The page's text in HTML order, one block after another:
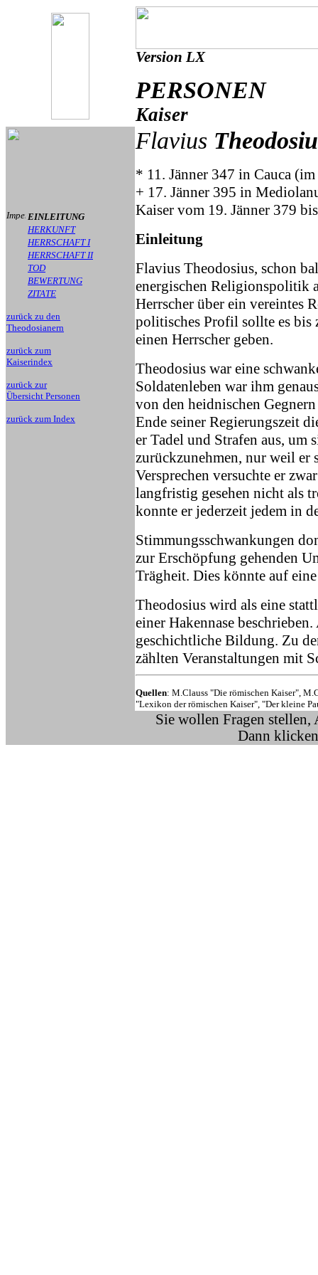
Version LX
PERSONEN
Kaiser
EINLEITUNG
HERKUNFT
HERRSCHAFT I
HERRSCHAFT II
TOD
BEWERTUNG
ZITATE
zurück zu den
Theodosianern
zurück zum
Kaiserindex
zurück zur
Übersicht Personen
zurück zum Index
Flavius
* 11. Jänner 347 in Cauca
+ 17. Jänner 395 in
Kaiser vom 19. Jänner 379
Einleitung
Flavius Theodosius, schon
energischen Religionspolitik
Herrscher über ein vereintes
politisches Profil sollte es bis
einen Herrscher geben.
Theodosius war eine
Soldatenleben war ihm
von den heidnischen
Ende seiner Regierungszeit
er Tadel und Strafen aus, um
zurückzunehmen, nur weil er
Versprechen versuchte er
langfristig gesehen nicht als
konnte er jederzeit jedem in
Stimmungsschwankungen
zur Erschöpfung gehenden
Trägheit. Dies könnte auf
Theodosius wird als eine
einer Hakennase
geschichtliche Bildung. Zu
zählten Veranstaltungen mit
Quellen: M.Clauss "Die römischen Kaiser",
"Lexikon der römischen Kaiser", "Der kleine
Sie wollen Fragen stellen,
Dann